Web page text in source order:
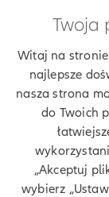
Twoja
Witaj na
najlepsze
nasza strona
do Twoich
„Akceptuj
wybierz